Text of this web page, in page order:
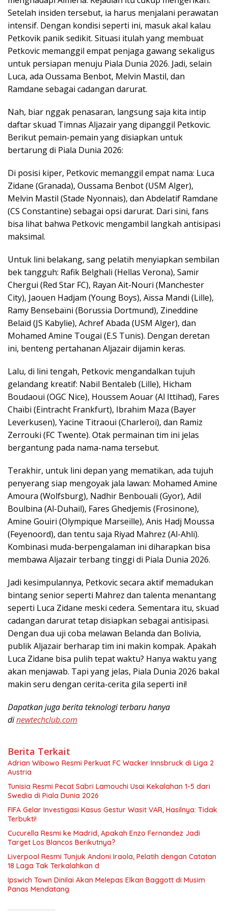
Setelah insiden tersebut, ia harus menjalani perawatan
intensif. Dengan kondisi seperti ini, masuk akal kalau
Petkovik panik sedikit. Situasi itulah yang membuat
Petkovic memanggil empat penjaga gawang sekaligus
untuk persiapan menuju Piala Dunia 2026. Jadi, selain
Luca, ada Oussama Benbot, Melvin Mastil, dan
Ramdane sebagai cadangan darurat.
Nah, biar nggak penasaran, langsung saja kita intip
daftar skuad Timnas Aljazair yang dipanggil Petkovic.
Berikut pemain-pemain yang disiapkan untuk
bertarung di Piala Dunia 2026:
Di posisi kiper, Petkovic memanggil empat nama: Luca
Zidane (Granada), Oussama Benbot (USM Alger),
Melvin Mastil (Stade Nyonnais), dan Abdelatif Ramdane
(CS Constantine) sebagai opsi darurat. Dari sini, fans
bisa lihat bahwa Petkovic mengambil langkah antisipasi
maksimal.
Untuk lini belakang, sang pelatih menyiapkan sembilan
bek tangguh: Rafik Belghali (Hellas Verona), Samir
Chergui (Red Star FC), Rayan Ait-Nouri (Manchester
City), Jaouen Hadjam (Young Boys), Aïssa Mandi (Lille),
Ramy Bensebaïni (Borussia Dortmund), Zineddine
Belaïd (JS Kabylie), Achref Abada (USM Alger), dan
Mohamed Amine Tougai (E.S Tunis). Dengan deretan
ini, benteng pertahanan Aljazair dijamin keras.
Lalu, di lini tengah, Petkovic mengandalkan tujuh
gelandang kreatif: Nabil Bentaleb (Lille), Hicham
Boudaoui (OGC Nice), Houssem Aouar (Al Ittihad), Fares
Chaïbi (Eintracht Frankfurt), Ibrahim Maza (Bayer
Leverkusen), Yacine Titraoui (Charleroi), dan Ramiz
Zerrouki (FC Twente). Otak permainan tim ini jelas
bergantung pada nama-nama tersebut.
Terakhir, untuk lini depan yang mematikan, ada tujuh
penyerang siap mengoyak jala lawan: Mohamed Amine
Amoura (Wolfsburg), Nadhir Benbouali (Gyor), Adil
Boulbina (Al-Duhail), Fares Ghedjemis (Frosinone),
Amine Gouiri (Olympique Marseille), Anis Hadj Moussa
(Feyenoord), dan tentu saja Riyad Mahrez (Al-Ahli).
Kombinasi muda-berpengalaman ini diharapkan bisa
membawa Aljazair terbang tinggi di Piala Dunia 2026.
Jadi kesimpulannya, Petkovic secara aktif memadukan
bintang senior seperti Mahrez dan talenta menantang
seperti Luca Zidane meski cedera. Sementara itu, skuad
cadangan darurat tetap disiapkan sebagai antisipasi.
Dengan dua uji coba melawan Belanda dan Bolivia,
publik Aljazair berharap tim ini makin kompak. Apakah
Luca Zidane bisa pulih tepat waktu? Hanya waktu yang
akan menjawab. Tapi yang jelas, Piala Dunia 2026 bakal
makin seru dengan cerita-cerita gila seperti ini!
Dapatkan juga berita teknologi terbaru hanya
dinewtechclub.com
Berita Terkait
Adrian Wibowo Resmi Perkuat FC Wacker Innsbruck di Liga 2
Austria
Tunisia Resmi Pecat Sabri Lamouchi Usai Kekalahan 1-5 dari
Swedia di Piala Dunia 2026
FIFA Gelar Investigasi Kasus Gestur Wasit VAR, Hasilnya: Tidak
Terbukti!
Cucurella Resmi ke Madrid, Apakah Enzo Fernandez Jadi
Target Los Blancos Berikutnya?
Liverpool Resmi Tunjuk Andoni Iraola, Pelatih dengan Catatan
18 Laga Tak Terkalahkan d
Ipswich Town Dinilai Akan Melepas Elkan Baggott di Musim
Panas Mendatang